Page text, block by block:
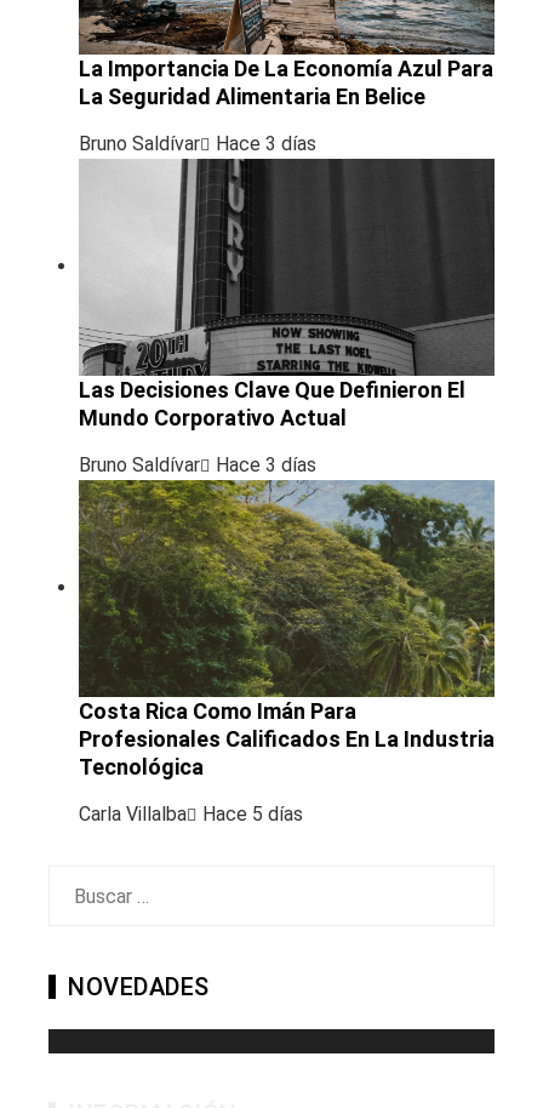
La Importancia De La Economía Azul Para
La Seguridad Alimentaria En Belice
Bruno Saldívar Hace 3 días
Las Decisiones Clave Que Definieron El
Mundo Corporativo Actual
Bruno Saldívar Hace 3 días
Costa Rica Como Imán Para
Profesionales Calificados En La Industria
Tecnológica
Carla Villalba Hace 5 días
NOVEDADES